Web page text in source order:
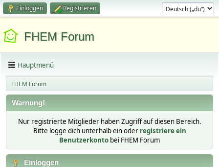
Einloggen Registrieren
FHEM Forum
Hauptmenü
FHEM Forum
Warnung!
Nur registrierte Mitglieder haben Zugriff auf diesen Bereich.
Bitte logge dich unterhalb ein oder registriere ein
Benutzerkonto bei FHEM Forum
Einloggen